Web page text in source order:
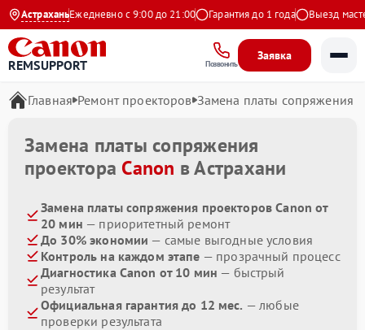
Астрахань
Яндекс Ежедневно с 9:00 до 21:00 Гарантия до 1 года Выезд
REMSUPPORT Позвонить
Заявка
Главная Ремонт проекторов Замена платы сопряжения
Замена платы сопряжения
проектора Canon в Астрахани
Замена платы сопряжения проекторов Canon от
20 мин — приоритетный ремонт
До 30% экономии — самые выгодные условия
Контроль на каждом этапе — прозрачный процесс
Диагностика Canon от 10 мин — быстрый
результат
Официальная гарантия до 12 мес. — любые
проверки результата